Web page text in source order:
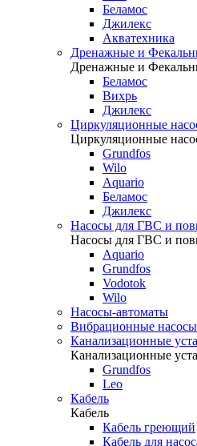
Беламос
Джилекс
Акватехника
Дренажные и
Дренажные и
Беламос
Вихрь
Джилекс
Циркуляционные
Циркуляционные
Grundfos
Wilo
Aquario
Беламос
Джилекс
Насосы для ГВС и
Насосы для ГВС и
Aquario
Grundfos
Vodotok
Wilo
Насосы-автоматы
Вибрационные насосы
Канализационные
Канализационные
Grundfos
Leo
Кабель
Кабель
Кабель греющий
Кабель для